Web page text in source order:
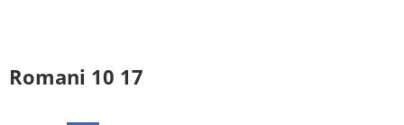
Romani 10 17